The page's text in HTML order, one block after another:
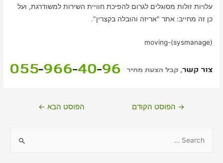
עלויות זולות מסוגלים לגרום להפיכת חוויית השירות למשודרגת, ועל
כן זה מחייב: אתר "אריזה והובלה בקצרין".
moving-(sysmanage)
ניווט→ הפוסט הקודם הפוסט הבא ←